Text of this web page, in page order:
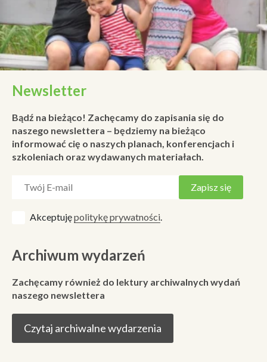
Newsletter
Bądź na bieżąco! Zachęcamy do zapisania się do
naszego newslettera – będziemy na bieżąco
informować cię o naszych planach, konferencjach i
szkoleniach oraz wydawanych materiałach.
Akceptujępolitykę prywatności.
Archiwum wydarzeń
Zachęcamy również do lektury archiwalnych wydań
naszego newslettera
Czytaj archiwalne wydarzenia